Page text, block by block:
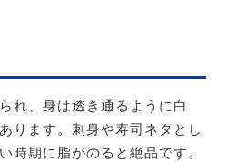
れ、身は透き通るように白
ります。刺身や寿司ネタとし
時期に脂がのると絶品です。